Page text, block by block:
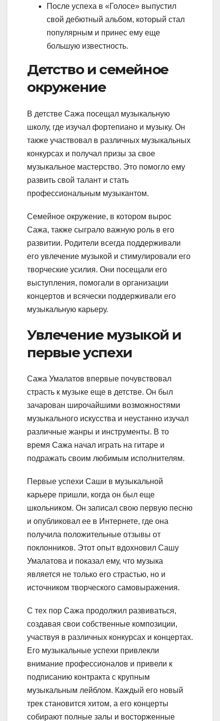
После успеха в «Голосе» выпустил
свой дебютный альбом, который стал
популярным и принес ему еще
большую известность.
Детство и семейное
окружение
В детстве Сажа посещал музыкальную
школу, где изучал фортепиано и музыку. Он
также участвовал в различных музыкальных
конкурсах и получал призы за свое
музыкальное мастерство. Это помогло ему
развить свой талант и стать
профессиональным музыкантом.
Семейное окружение, в котором вырос
Сажа, также сыграло важную роль в его
развитии. Родители всегда поддерживали
его увлечение музыкой и стимулировали его
творческие усилия. Они посещали его
выступления, помогали в организации
концертов и всячески поддерживали его
музыкальную карьеру.
Увлечение музыкой и
первые успехи
Сажа Умалатов впервые почувствовал
страсть к музыке еще в детстве. Он был
зачарован широчайшими возможностями
музыкального искусства и неустанно изучал
различные жанры и инструменты. В то
время Сажа начал играть на гитаре и
подражать своим любимым исполнителям.
Первые успехи Саши в музыкальной
карьере пришли, когда он был еще
школьником. Он записал свою первую песню
и опубликовал ее в Интернете, где она
получила положительные отзывы от
поклонников. Этот опыт вдохновил Сашу
Умалатова и показал ему, что музыка
является не только его страстью, но и
источником творческого самовыражения.
С тех пор Сажа продолжил развиваться,
создавая свои собственные композиции,
участвуя в различных конкурсах и концертах.
Его музыкальные успехи привлекли
внимание профессионалов и привели к
подписанию контракта с крупным
музыкальным лейблом. Каждый его новый
трек становится хитом, а его концерты
собирают полные залы и восторженные